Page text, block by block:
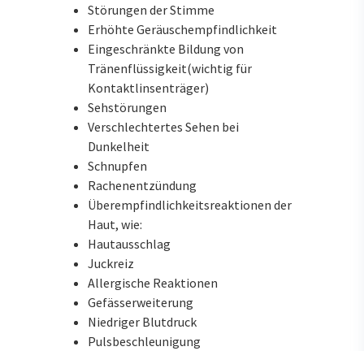
Störungen der Stimme
Erhöhte Geräuschempfindlichkeit
Eingeschränkte Bildung von
Tränenflüssigkeit(wichtig für
Kontaktlinsenträger)
Sehstörungen
Verschlechtertes Sehen bei
Dunkelheit
Schnupfen
Rachenentzündung
Überempfindlichkeitsreaktionen der
Haut, wie:
Hautausschlag
Juckreiz
Allergische Reaktionen
Gefässerweiterung
Niedriger Blutdruck
Pulsbeschleunigung